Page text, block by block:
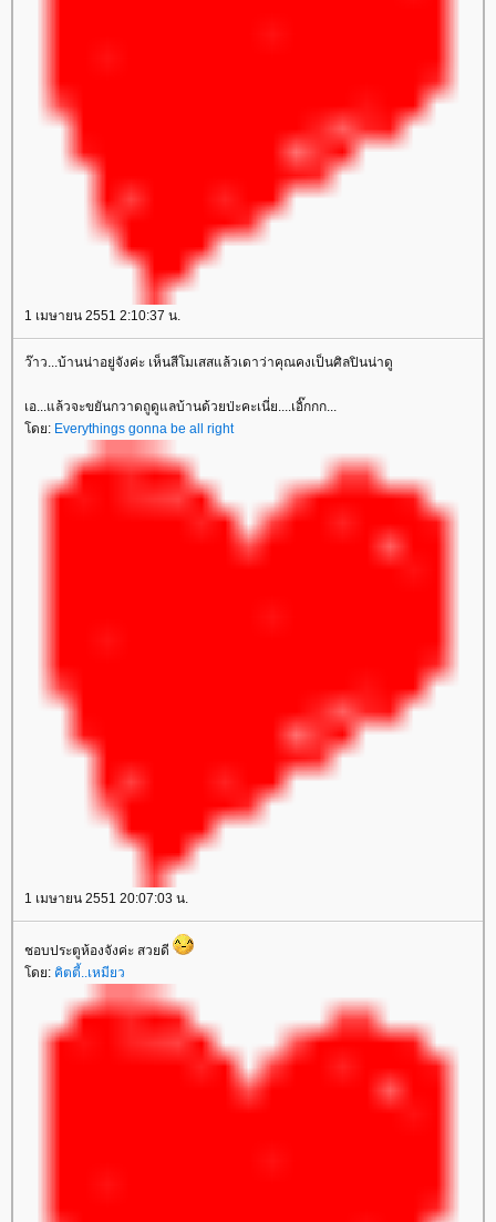
1 เมษายน 2551 2:10:37 น.
ว๊าว...บ้านน่าอยู่จังค่ะ เห็นสีโมเสสแล้วเดาว่าคุณคงเป็นศิลปินน่าดู
เอ...แล้วจะขยันกวาดถูดูแลบ้านด้วยป่ะคะเนี่ย....เอิ๊กกก...
ดย: Everythings gonna be all right
1 เมษายน 2551 20:07:03 น.
ชอบประตูห้องจังค่ะ สวยดี
ดย: คิตตี้..เหมียว